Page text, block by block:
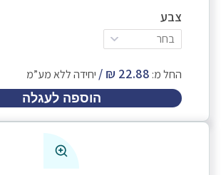
צבע
בחר
החל מ: יחידה ללא מע”מ
הוספה לעגלה